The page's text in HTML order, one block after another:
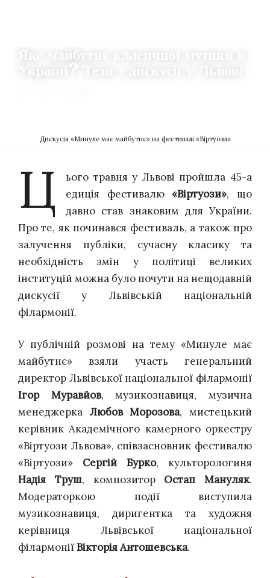
Яке майбутнє класичної музики в
Україні? Тези з дискусії у Львові
Дискусія «Минуле має майбутнє» на фестивалі «Віртуози»
Ц
ього травня у Львові пройшла 45-а
едиція фестивалю«Віртуози», що
давно став знаковим для України.
Про те, як починався фестиваль, а також про
залучення публіки, сучасну класику та
необхідність змін у політиці великих
інституцій можна було почути на нещодавній
дискусії у Львівській національній
філармонії.
У публічній розмові на тему «Минуле має
майбутнє» взяли участь генеральний
директор Львівської національної філармонії
Ігор Муравйов, музикознавиця, музична
менеджерка Любов Морозова, мистецький
керівник Академічного камерного оркестру
«Віртуози Львова», співзасновник фестивалю
«Віртуози» Сергій Бурко, культорологиня
Надія Труш, композитор Остап Мануляк.
Модераторкою події виступила
музикознавиця, диригентка та художня
керівниця Львівської національної
філармоніїВікторія Антошевська.